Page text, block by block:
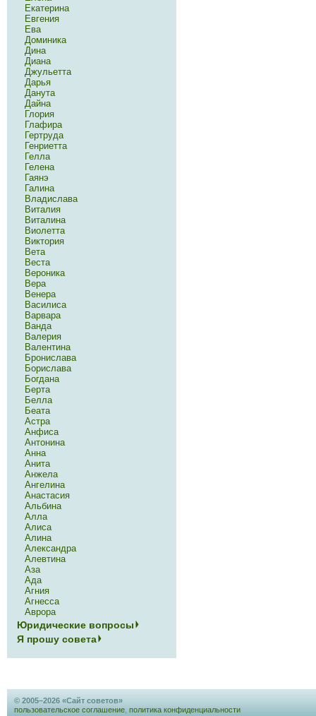
Екатерина
Евгения
Ева
Доминика
Дина
Диана
Джульетта
Дарья
Данута
Дайна
Глория
Глафира
Гертруда
Генриетта
Гелла
Гелена
Гаянэ
Галина
Владислава
Виталия
Виталина
Виолетта
Виктория
Вета
Веста
Вероника
Вера
Венера
Василиса
Варвара
Ванда
Валерия
Валентина
Бронислава
Борислава
Богдана
Берта
Белла
Беата
Астра
Анфиса
Антонина
Анна
Анита
Анжела
Ангелина
Анастасия
Альбина
Алла
Алиса
Алина
Александра
Алевтина
Аза
Ада
Агния
Агнесса
Аврора
Юридические вопросы
Я прошу совета
© 2005–2026 «Сайт советов»
пользовательское соглашение политика конфиденциальности